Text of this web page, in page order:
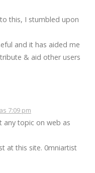
to this, I stumbled upon
and it has aided me
& aid other users
7:09 pm
any topic on web as
at this site. 0mniartist